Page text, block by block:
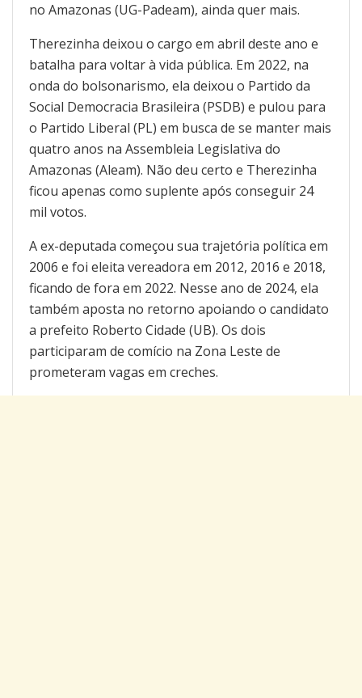
no Amazonas (UG-Padeam), ainda quer mais.
Therezinha deixou o cargo em abril deste ano e
batalha para voltar à vida pública. Em 2022, na
onda do bolsonarismo, ela deixou o Partido da
Social Democracia Brasileira (PSDB) e pulou para
o Partido Liberal (PL) em busca de se manter mais
quatro anos na Assembleia Legislativa do
Amazonas (Aleam). Não deu certo e Therezinha
ficou apenas como suplente após conseguir 24
mil votos.
A ex-deputada começou sua trajetória política em
2006 e foi eleita vereadora em 2012, 2016 e 2018,
ficando de fora em 2022. Nesse ano de 2024, ela
também aposta no retorno apoiando o candidato
a prefeito Roberto Cidade (UB). Os dois
participaram de comício na Zona Leste de
prometeram vagas em creches.